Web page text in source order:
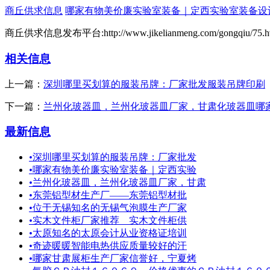
商丘供求信息 哪家有物美价廉实验室装备｜定西实验室装备设
商丘供求信息发布平台:http://www.jikelianmeng.com/gongqiu/
相关信息
上一篇： 深圳哪里买划算的服装吊牌：厂家批发服装吊牌印刷
下一篇： 兰州化玻器皿，兰州化玻器皿厂家，甘肃化玻器皿哪
最新信息
•深圳哪里买划算的服装吊牌：厂家批发
•哪家有物美价廉实验室装备｜定西实验
•兰州化玻器皿，兰州化玻器皿厂家，甘肃
•东莞铝型材生产厂——东莞铝型材批
•位于无锡知名的无锡气泡膜生产厂家
•实木文件柜厂家推荐 实木文件柜供
•太原知名的太原会计从业资格证培训
•奇迹暖暖智能电热供应质量较好的汗
•哪家甘肃展柜生产厂家信誉好，宁夏烤